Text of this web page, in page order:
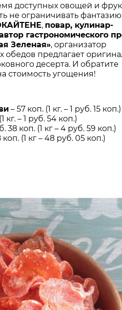
доступных овощей и
не ограничивать
, повар, кулинар-
гастрономического
Зеленая», организатор
обедов предлагает
десерта. И обратите
стоимость угощения!
– 57 коп. (1 кг. – 1 руб. 15 коп.)
кг. – 1 руб. 54 коп.)
38 коп. (1 кг – 4 руб. 59 коп.)
коп. (1 кг – 48 руб. 05 коп.)